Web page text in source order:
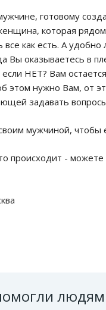
готовому
которая
все как есть. А
Вы оказываетесь в
НЕТ? Вам
нужно Вам, от
задавать
мужчиной, чтобы
происходит -